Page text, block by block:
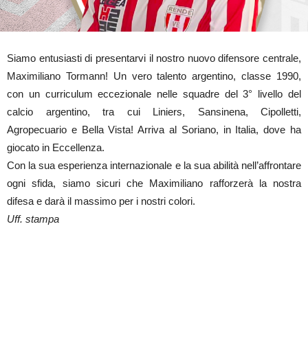
Siamo entusiasti di presentarvi il nostro nuovo difensore centrale,
Maximiliano Tormann! Un vero talento argentino, classe 1990,
con un curriculum eccezionale nelle squadre del 3° livello del
calcio argentino, tra cui Liniers, Sansinena, Cipolletti,
Agropecuario e Bella Vista! Arriva al Soriano, in Italia, dove ha
giocato in Eccellenza.
Con la sua esperienza internazionale e la sua abilità nell’affrontare
ogni sfida, siamo sicuri che Maximiliano rafforzerà la nostra
difesa e darà il massimo per i nostri colori.
Uff. stampa